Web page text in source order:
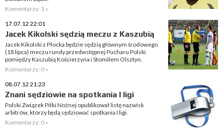
Komentarzy: 1 »
17.07.12 22:01
Jacek Kikolski sędzią meczu z Kaszubią
Jacek Kikolski z Płocka będzie sędzią głównym środowego
(18 lipca) meczu rundy przedwstępnej Pucharu Polski
pomiędzy Kaszubią Kościerzyna i Stomilem Olsztyn.
Komentarzy: 0 »
08.07.12 21:23
Znani sędziowie na spotkania I ligi
Polski Związek Piłki Nożnej opublikował listę nazwisk
arbitrów, którzy będą sędziować spotkania I ligi.
Komentarzy: 0 »